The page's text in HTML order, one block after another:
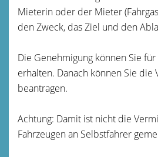
Mieterin oder der Mieter
den Zweck, das Ziel und den
Die Genehmigung können Sie für
erhalten. Danach können Sie die
beantragen.
Achtung: Damit ist nicht die
Fahrzeugen an Selbstfahrer